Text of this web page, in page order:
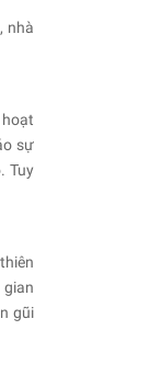
nhà
sự
Tuy
gian
gũi